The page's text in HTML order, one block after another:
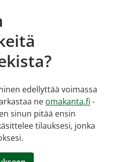
edellyttää voimassa
ne omakanta.fi -
sinun pitää ensin
tilauksesi, jonka